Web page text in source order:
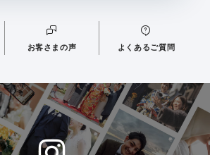
お客さまの声 よくあるご質問